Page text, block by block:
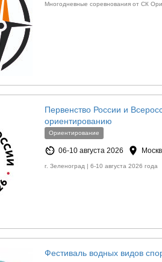
Многодневные соревнования от СК
Первенство России и
ориентированию
Ориентирование
06-10 августа 2026
г. Зеленоград | 6-10 августа 2026 года
Фестиваль водных видов